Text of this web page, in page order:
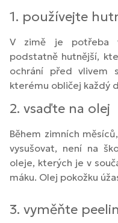
1. používejte
V zimě je potřeba
podstatně hutnější,
ochrání před vlivem
kterému obličej každý
2. vsaďte na olej
Během zimních
vysušovat, není na
oleje, kterých je v
máku. Olej pokožku
3. vyměňte